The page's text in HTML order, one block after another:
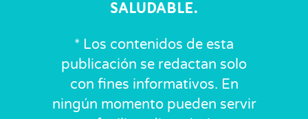
SALUDABLE.
* Los contenidos de esta
publicación se redactan solo
con fines informativos. En
ningún momento pueden servir